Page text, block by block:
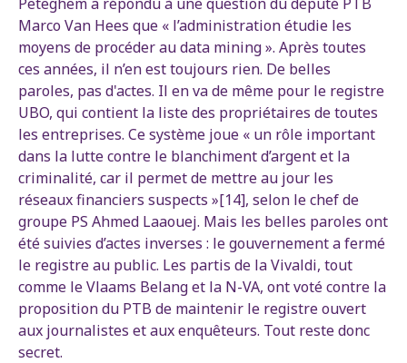
Marco Van Hees que « l’administration étudie les
moyens de procéder au data mining ». Après toutes
ces années, il n’en est toujours rien. De belles
paroles, pas d'actes. Il en va de même pour le registre
UBO, qui contient la liste des propriétaires de toutes
les entreprises. Ce système joue « un rôle important
dans la lutte contre le blanchiment d’argent et la
criminalité, car il permet de mettre au jour les
réseaux financiers suspects »[14], selon le chef de
groupe PS Ahmed Laaouej. Mais les belles paroles ont
été suivies d’actes inverses : le gouvernement a fermé
le registre au public. Les partis de la Vivaldi, tout
comme le Vlaams Belang et la N-VA, ont voté contre la
proposition du PTB de maintenir le registre ouvert
aux journalistes et aux enquêteurs. Tout reste donc
secret.